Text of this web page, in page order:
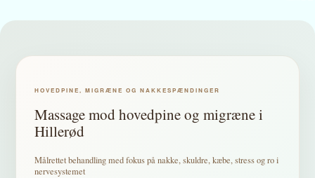
HOVEDPINE, MIGRÆNE OG NAKKESPÆNDINGER
Massage mod hovedpine og migræne i
Hillerød
Målrettet behandling med fokus på nakke, skuldre, kæbe, stress og ro i
nervesystemet